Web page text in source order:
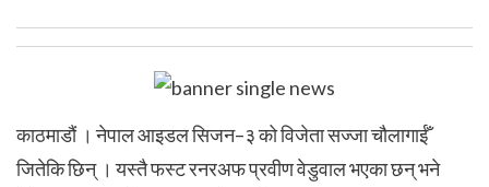
काठमाडौं । नेपाल आइडल सिजन–३ को विजेता सज्जा चौलागाईँ
जितेकि छिन् । यस्तै फस्ट रनरअफ प्रवीण वेडुवाल भएका छन् भने